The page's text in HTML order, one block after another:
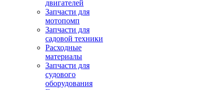
двигателей
Запчасти для
мотопомп
Запчасти для
садовой техники
Расходные
материалы
Запчасти для
судового
оборудования